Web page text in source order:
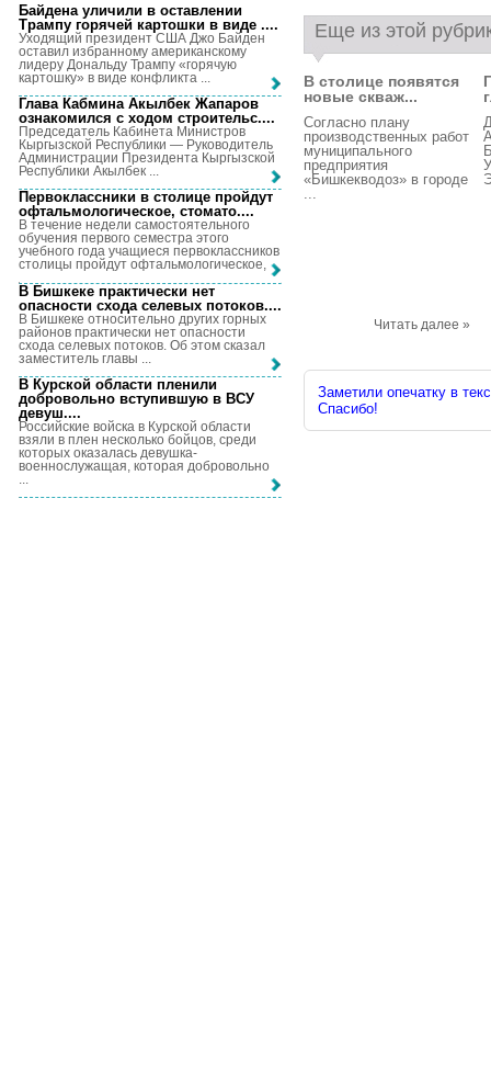
Еще из этой
В столице появятся
новые скваж...
Согласно плану
производственных работ
муниципального
предприятия
«Бишкекводоз» в городе
...
Читать далее »
Заметили опечатку в
Спасибо!
Байдена уличили в оставлении
Трампу горячей картошки в виде ....
Уходящий президент США Джо Байден
оставил избранному американскому
лидеру Дональду Трампу «горячую
картошку» в виде конфликта ...
Глава Кабмина Акылбек Жапаров
ознакомился с ходом строительс....
Председатель Кабинета Министров
Кыргызской Республики — Руководитель
Администрации Президента Кыргызской
Республики Акылбек ...
Первоклассники в столице пройдут
офтальмологическое, стомато....
В течение недели самостоятельного
обучения первого семестра этого
учебного года учащиеся первоклассников
столицы пройдут офтальмологическое, ...
В Бишкеке практически нет
опасности схода селевых потоков....
В Бишкеке относительно других горных
районов практически нет опасности
схода селевых потоков. Об этом сказал
заместитель главы ...
В Курской области пленили
добровольно вступившую в ВСУ
девуш....
Российские войска в Курской области
взяли в плен несколько бойцов, среди
которых оказалась девушка-
военнослужащая, которая добровольно
...